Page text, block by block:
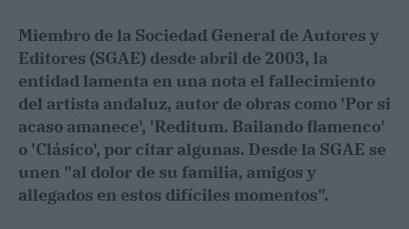
Miembro de la Sociedad General de Autores y
Editores (SGAE) desde abril de 2003, la
entidad lamenta en una nota el fallecimiento
del artista andaluz, autor de obras como 'Por si
acaso amanece', 'Reditum. Bailando flamenco'
o 'Clásico', por citar algunas. Desde la SGAE se
unen "al dolor de su familia, amigos y
allegados en estos difíciles momentos".